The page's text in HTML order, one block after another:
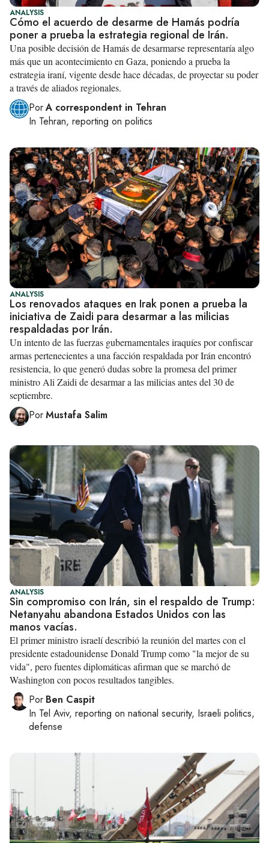
ANALYSIS
Cómo el acuerdo de desarme de Hamás podría
poner a prueba la estrategia regional de Irán.
Una posible decisión de Hamás de desarmarse representaría algo
más que un acontecimiento en Gaza, poniendo a prueba la
estrategia iraní, vigente desde hace décadas, de proyectar su poder
a través de aliados regionales.
PorA correspondent in Tehran
In Tehran, reporting on politics
ANALYSIS
Los renovados ataques en Irak ponen a prueba la
iniciativa de Zaidi para desarmar a las milicias
respaldadas por Irán.
Un intento de las fuerzas gubernamentales iraquíes por confiscar
armas pertenecientes a una facción respaldada por Irán encontró
resistencia, lo que generó dudas sobre la promesa del primer
ministro Ali Zaidi de desarmar a las milicias antes del 30 de
septiembre.
PorMustafa Salim
ANALYSIS
Sin compromiso con Irán, sin el respaldo de Trump:
Netanyahu abandona Estados Unidos con las
manos vacías.
El primer ministro israelí describió la reunión del martes con el
presidente estadounidense Donald Trump como "la mejor de su
vida", pero fuentes diplomáticas afirman que se marchó de
Washington con pocos resultados tangibles.
Por Ben Caspit
In Tel Aviv, reporting on national security, Israeli politics,
defense